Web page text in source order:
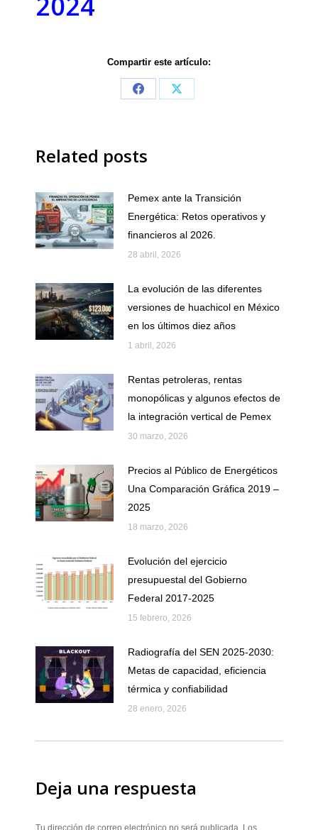
Compartir este artículo:
Share
Share
Related posts
Pemex ante la Transición
Energética: Retos operativos y
financieros al 2026.
28 abril, 2026
La evolución de las diferentes
versiones de huachicol en México
en los últimos diez años
1 abril, 2026
Rentas petroleras, rentas
monopólicas y algunos efectos de
la integración vertical de Pemex
30 marzo, 2026
Precios al Público de Energéticos
Una Comparación Gráfica 2019 –
2025
18 marzo, 2026
Evolución del ejercicio
presupuestal del Gobierno
Federal 2017-2025
15 febrero, 2026
Radiografía del SEN 2025-2030:
Metas de capacidad, eficiencia
térmica y confiabilidad
28 enero, 2026
Deja una respuesta
Tu dirección de correo electrónico no será publicada. Los